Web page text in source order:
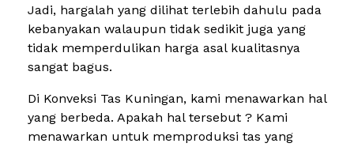
Jadi, hargalah yang dilihat terlebih dahulu pada
kebanyakan walaupun tidak sedikit juga yang
tidak memperdulikan harga asal kualitasnya
sangat bagus.
Di Konveksi Tas Kuningan, kami menawarkan hal
yang berbeda. Apakah hal tersebut ? Kami
menawarkan untuk memproduksi tas yang